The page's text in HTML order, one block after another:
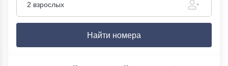
2 взрослых
Найти номера